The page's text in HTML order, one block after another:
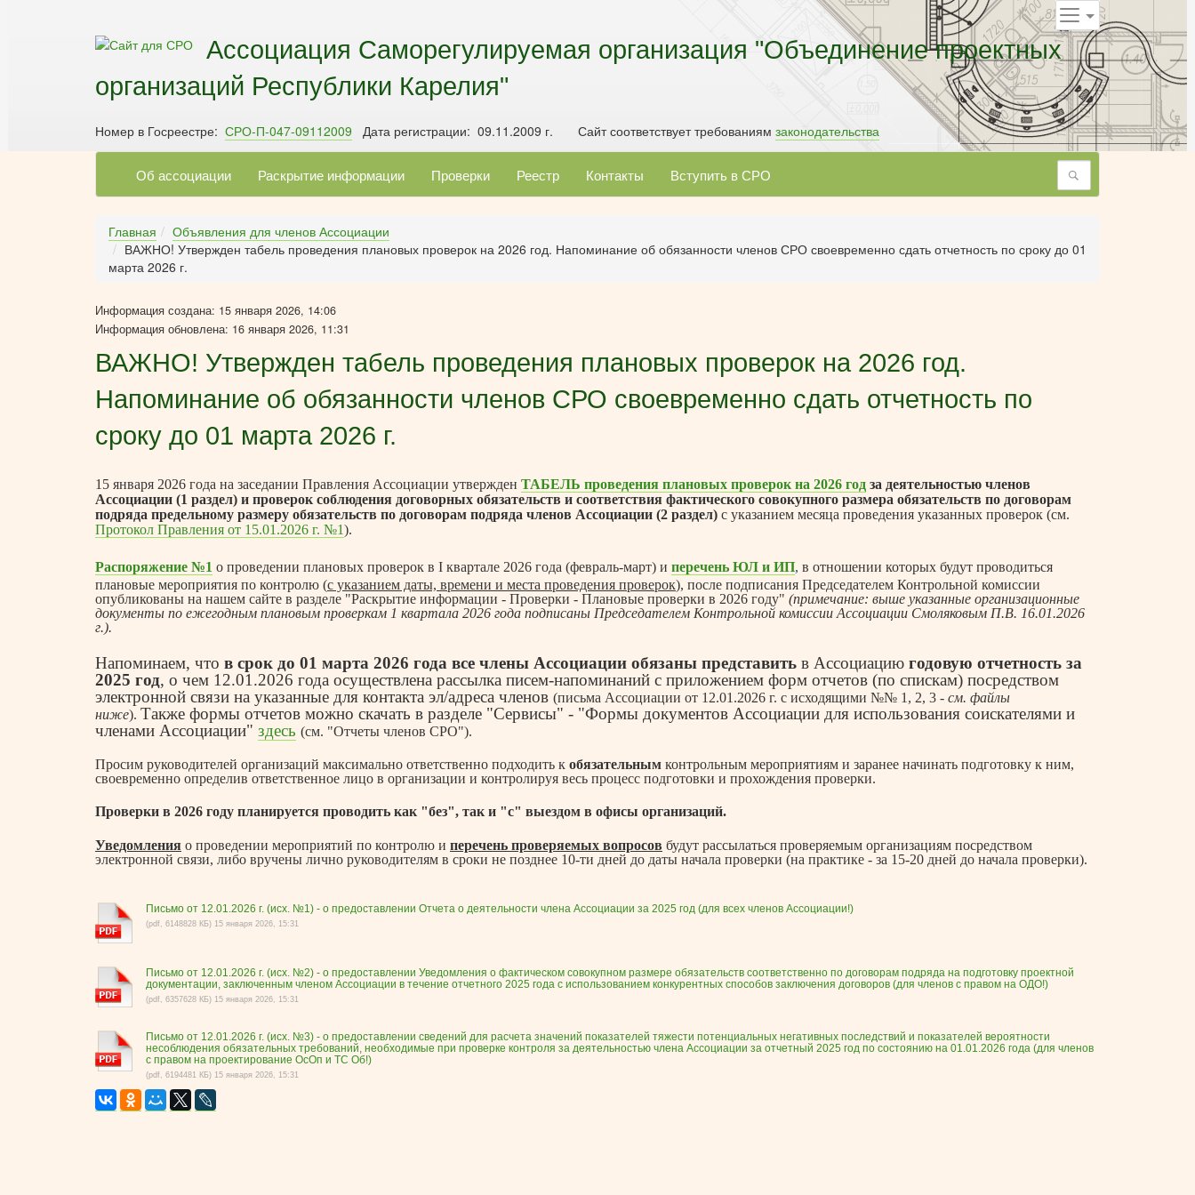
Ассоциация Саморегулируемая организация "Объединение проектных
организаций Республики Карелия"
Номер в Госреестре: СРО-П-047-09112009 Дата регистрации: 09.11.2009 г. Сайт соответствует требованиям законодательства
Об ассоциации Раскрытие информации Проверки Реестр Контакты Вступить в СРО Поиск
Главная
Объявления для членов Ассоциации
ВАЖНО! Утвержден табель проведения плановых проверок на 2026 год. Напоминание об обязанности членов СРО своевременно сдать отчетность по сроку до 01
марта 2026 г.
Информация создана: 15 января 2026, 14:06
Информация обновлена: 16 января 2026, 11:31
ВАЖНО! Утвержден табель проведения плановых проверок на 2026 год.
Напоминание об обязанности членов СРО своевременно сдать отчетность по
сроку до 01 марта 2026 г.
15 января 2026 года на заседании Правления Ассоциации утвержден ТАБЕЛЬ проведения плановых проверок на 2026 год за деятельностью членов
Ассоциации (1 раздел) и проверок соблюдения договорных обязательств и соответствия фактического совокупного размера обязательств по договорам
подряда предельному размеру обязательств по договорам подряда членов Ассоциации (2 раздел) с указанием месяца проведения указанных проверок (см.
Протокол Правления от 15.01.2026 г. №1).
Распоряжение №1 о проведении плановых проверок в I квартале 2026 года (февраль-март) и перечень ЮЛ и ИП, в отношении которых будут проводиться
плановые мероприятия по контролю (с указанием даты, времени и места проведения проверок), после подписания Председателем Контрольной комиссии
опубликованы на нашем сайте в разделе "Раскрытие информации - Проверки - Плановые проверки в 2026 году" (примечание: выше указанные организационные
документы по ежегодным плановым проверкам 1 квартала 2026 года подписаны Председателем Контрольной комиссии Ассоциации Смоляковым П.В. 16.01.2026
г.).
Напоминаем, что в срок до 01 марта 2026 года все члены Ассоциации обязаны представить в Ассоциацию годовую отчетность за
2025 год, о чем 12.01.2026 года осуществлена рассылка писем-напоминаний с приложением форм отчетов (по спискам) посредством
электронной связи на указанные для контакта эл/адреса членов (письма Ассоциации от 12.01.2026 г. с исходящими №№ 1, 2, 3 - см. файлы
ниже). Также формы отчетов можно скачать в разделе "Сервисы" - "Формы документов Ассоциации для использования соискателями и
членами Ассоциации" здесь (см. "Отчеты членов СРО").
Просим руководителей организаций максимально ответственно подходить к обязательным контрольным мероприятиям и заранее начинать подготовку к ним,
своевременно определив ответственное лицо в организации и контролируя весь процесс подготовки и прохождения проверки.
Проверки в 2026 году планируется проводить как "без", так и "с" выездом в офисы организаций.
Уведомления о проведении мероприятий по контролю и перечень проверяемых вопросов будут рассылаться проверяемым организациям посредством
электронной связи, либо вручены лично руководителям в сроки не позднее 10-ти дней до даты начала проверки (на практике - за 15-20 дней до начала проверки).
Письмо от 12.01.2026 г. (исх. №1) - о предоставлении Отчета о деятельности члена Ассоциации за 2025 год (для всех членов Ассоциации!)
(pdf, 6148828 КБ) 15 января 2026, 15:31
Письмо от 12.01.2026 г. (исх. №2) - о предоставлении Уведомления о фактическом совокупном размере обязательств соответственно по договорам подряда на подготовку проектной
документации, заключенным членом Ассоциации в течение отчетного 2025 года с использованием конкурентных способов заключения договоров (для членов с правом на ОДО!)
(pdf, 6357628 КБ) 15 января 2026, 15:31
Письмо от 12.01.2026 г. (исх. №3) - о предоставлении сведений для расчета значений показателей тяжести потенциальных негативных последствий и показателей вероятности
несоблюдения обязательных требований, необходимые при проверке контроля за деятельностью члена Ассоциации за отчетный 2025 год по состоянию на 01.01.2026 года (для членов
с правом на проектирование ОсОп и ТС Об!)
(pdf, 6194481 КБ) 15 января 2026, 15:31